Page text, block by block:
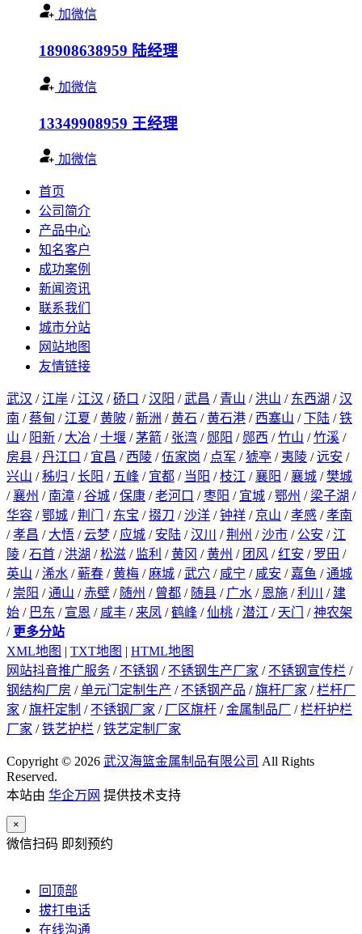
加微信
18908638959 陆经理
加微信
13349908959 王经理
加微信
首页
公司简介
产品中心
知名客户
成功案例
新闻资讯
联系我们
城市分站
网站地图
友情链接
武汉 / 江岸 / 江汉 /硚口 /汉阳 /武昌 / 青山 / 洪山 / 东西湖 /汉
南 /蔡甸 / 江夏 /黄陂 /新洲 /黄石 /黄石港 / 西塞山 /下陆 /铁
山 / 阳新 / 大冶 /十堰 /茅箭 / 张湾 / 郧阳 / 郧西 /竹山 /竹溪 /
房县 /丹江口 / 宜昌 / 西陵 /伍家岗 / 点军 /猇亭 / 夷陵 /远安 /
兴山 /秭归 /长阳 / 五峰 / 宜都 / 当阳 /枝江 /襄阳 /襄城 /樊城
/襄州 / 南漳 /谷城 /保康 /老河口 /枣阳 / 宜城 /鄂州 / 梁子湖 /
华容 /鄂城 /荆门 / 东宝 /掇刀 /沙洋 /钟祥 / 京山 /孝感 /孝南
/孝昌 / 大悟 /云梦 / 应城 / 安陆 /汉川 /荆州 /沙市 / 公安 / 江
陵 /石首 / 洪湖 /松滋 / 监利 /黄冈 /黄州 / 团风 /红安 / 罗田 /
英山 /浠水 /蕲春 /黄梅 / 麻城 /武穴 / 咸宁 / 咸安 / 嘉鱼 /通城
/ 崇阳 /通山 /赤壁 / 随州 / 曾都 / 随县 / 广水 / 恩施 /利川 / 建
始 / 巴东 / 宣恩 / 咸丰 / 来凤 /鹤峰 /仙桃 /潜江 / 天门 /神农架
/ 更多分站
XML地图 | TXT地图 | HTML地图
网站抖音推广服务 / 不锈钢 / 不锈钢生产厂家 / 不锈钢宣传栏 /
钢结构厂房 /单元门定制生产 / 不锈钢产品 /旗杆厂家 /栏杆厂
家 /旗杆定制 / 不锈钢厂家 / 厂区旗杆 /金属制品厂 /栏杆护栏
厂家 /铁艺护栏 /铁艺定制厂家
Copyright © 2026 武汉海篮金属制品有限公司 All Rights
Reserved.
本站由 华企万网 提供技术支持
×
微信扫码 即刻预约
回顶部
拔打电话
在线沟通